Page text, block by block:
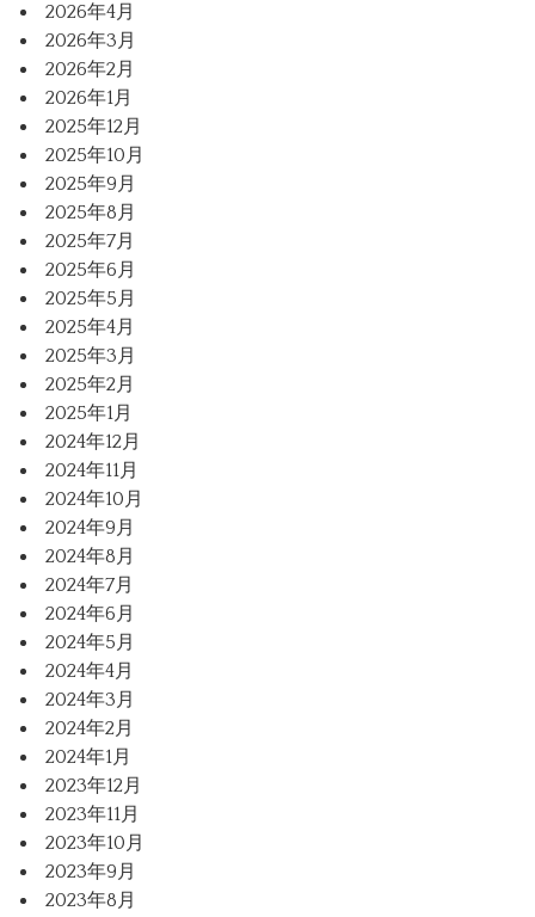
2026年4月
2026年3月
2026年2月
2026年1月
2025年12月
2025年10月
2025年9月
2025年8月
2025年7月
2025年6月
2025年5月
2025年4月
2025年3月
2025年2月
2025年1月
2024年12月
2024年11月
2024年10月
2024年9月
2024年8月
2024年7月
2024年6月
2024年5月
2024年4月
2024年3月
2024年2月
2024年1月
2023年12月
2023年11月
2023年10月
2023年9月
2023年8月